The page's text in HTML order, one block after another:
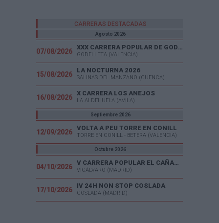
CARRERAS DESTACADAS
Agosto 2026
07/08/2026
XXX CARRERA POPULAR DE GODELLETA
GODELLETA (VALENCIA)
15/08/2026
LA NOCTURNA 2026
SALINAS DEL MANZANO (CUENCA)
16/08/2026
X CARRERA LOS ANEJOS
LA ALDEHUELA (AVILA)
Septiembre 2026
12/09/2026
VOLTA A PEU TORRE EN CONILL
TORRE EN CONILL - BETERA (VALENCIA)
Octubre 2026
04/10/2026
V CARRERA POPULAR EL CAÑAVERAL
VICÁLVARO (MADRID)
17/10/2026
IV 24H NON STOP COSLADA
COSLADA (MADRID)